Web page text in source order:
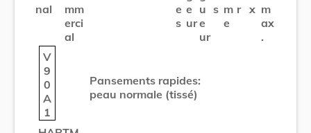
nal
mm
erci
al
e
s
e
ur
u
e
ur
s m
e
r x m
ax
.
V
9
0
A
1
Pansements rapides:
peau normale (tissé)